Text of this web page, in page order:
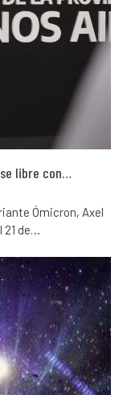
libre con…
Ómicron, Axel
21 de…